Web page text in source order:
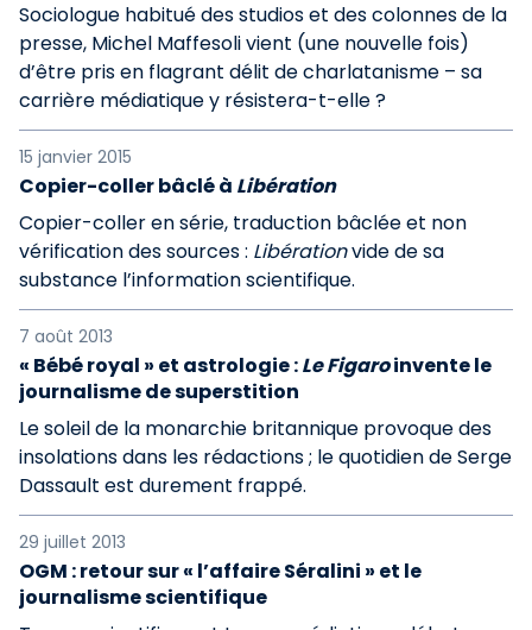
Sociologue habitué des studios et des colonnes de la
presse, Michel Maffesoli vient (une nouvelle fois)
d’être pris en flagrant délit de charlatanisme – sa
carrière médiatique y résistera-t-elle ?
15 janvier 2015
Copier-coller bâclé à Libération
Copier-coller en série, traduction bâclée et non
vérification des sources : Libérationvide de sa
substance l’information scientifique.
7 août 2013
« Bébé royal » et astrologie :Le Figaroinvente le
journalisme de superstition
Le soleil de la monarchie britannique provoque des
insolations dans les rédactions ; le quotidien de Serge
Dassault est durement frappé.
29 juillet 2013
OGM : retour sur « l’affaire Séralini » et le
journalisme scientifique